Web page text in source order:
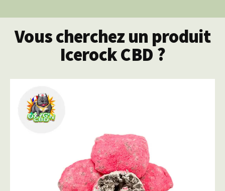
Vous cherchez un produit
Icerock CBD ?